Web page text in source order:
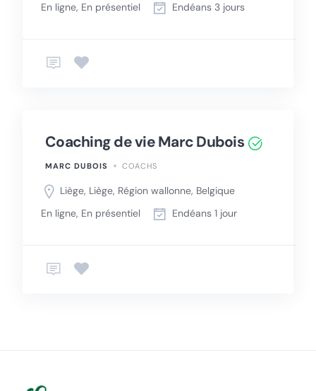
En ligne, En présentiel
Endéans 3 jours
Coaching de vie Marc Dubois
MARC DUBOIS COACHS
Liège, Liège, Région wallonne, Belgique
En ligne, En présentiel
Endéans 1 jour